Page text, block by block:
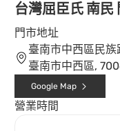
台灣屈臣氏 南民
門市地址
臺南市中西區民
臺南市中西區,
Google Map
營業時間